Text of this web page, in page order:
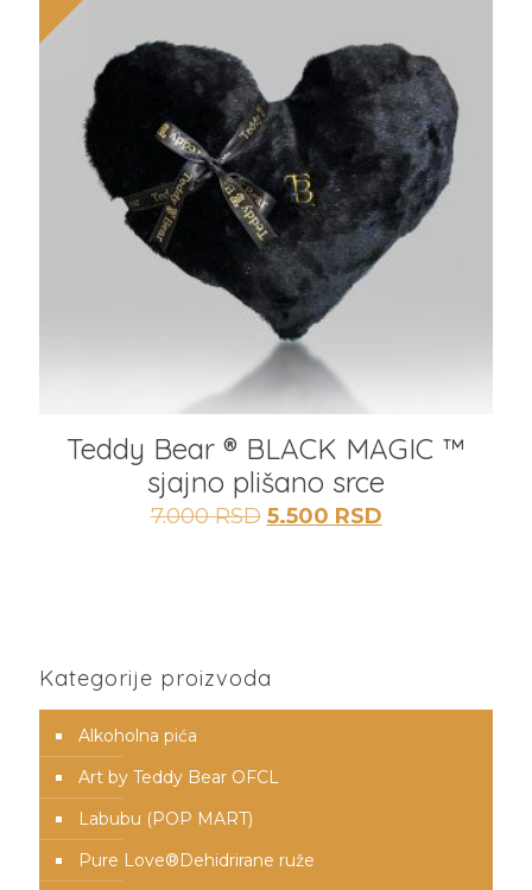
Teddy Bear ®️ BLACK MAGIC ™️
sjajno plišano srce
7.000RSD Originalna
5.500 RSDTrenutna
Kategorije proizvoda
Alkoholna pića
Art by Teddy Bear OFCL
Labubu (POP MART)
Pure Love®️Dehidrirane ruže